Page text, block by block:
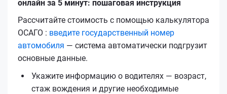
онлайн за 5 минут: пошаговая инструкция
Рассчитайте стоимость с помощью калькулятора
ОСАГО : введите государственный номер
автомобиля — система автоматически подгрузит
основные данные.
Укажите информацию о водителях — возраст,
стаж вождения и другие необходимые